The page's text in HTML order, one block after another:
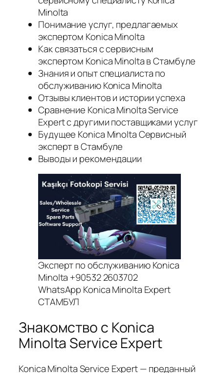
Minolta
Понимание услуг, предлагаемых
экспертом Konica Minolta
Как связаться с сервисным
экспертом Konica Minolta в Стамбуле
Знания и опыт специалиста по
обслуживанию Konica Minolta
Отзывы клиентов и истории успеха
Сравнение Konica Minolta Service
Expert с другими поставщиками услуг
Будущее Konica Minolta Сервисный
эксперт в Стамбуле
Выводы и рекомендации
Эксперт по обслуживанию Konica
Minolta +90532 2603702
WhatsApp Konica Minolta Expert
СТАМБУЛ
Знакомство с Konica
Minolta Service Expert
Konica Minolta Service Expert — преданный